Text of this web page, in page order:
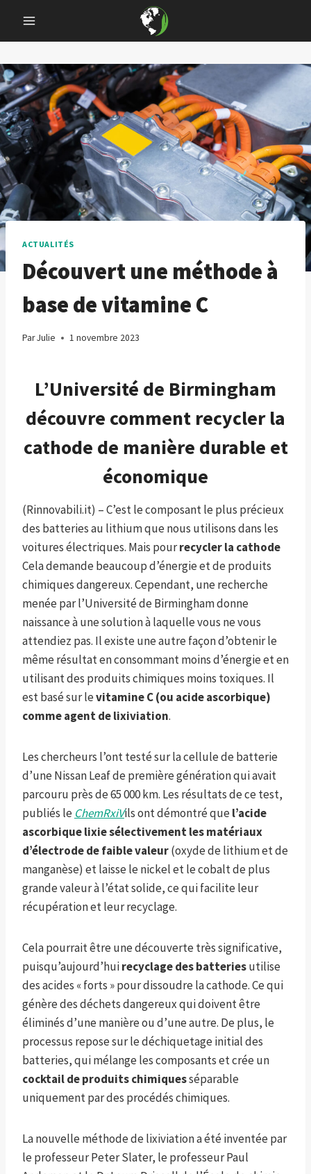
content
ACTUALITÉS
Découvert une méthode à
base de vitamine C
ParJulie 1 novembre 2023
L’Université de Birmingham
découvre comment recycler la
cathode de manière durable et
économique
(Rinnovabili.it) – C’est le composant le plus précieux
des batteries au lithium que nous utilisons dans les
voitures électriques. Mais pourrecycler la cathode
Cela demande beaucoup d’énergie et de produits
chimiques dangereux. Cependant, une recherche
menée par l’Université de Birmingham donne
naissance à une solution à laquelle vous ne vous
attendiez pas. Il existe une autre façon d’obtenir le
même résultat en consommant moins d’énergie et en
utilisant des produits chimiques moins toxiques. Il
est basé sur levitamine C (ou acide ascorbique)
comme agent de lixiviation.
Les chercheurs l’ont testé sur la cellule de batterie
d’une Nissan Leaf de première génération qui avait
parcouru près de 65 000 km. Les résultats de ce test,
publiés le ChemRxiVils ont démontré que l’acide
ascorbique lixie sélectivement les matériaux
d’électrode de faible valeur(oxyde de lithium et de
manganèse) et laisse le nickel et le cobalt de plus
grande valeur à l’état solide, ce qui facilite leur
récupération et leur recyclage.
Cela pourrait être une découverte très significative,
puisqu’aujourd’huirecyclage des batteriesutilise
des acides « forts » pour dissoudre la cathode. Ce qui
génère des déchets dangereux qui doivent être
éliminés d’une manière ou d’une autre. De plus, le
processus repose sur le déchiquetage initial des
batteries, qui mélange les composants et crée un
cocktail de produits chimiquesséparable
uniquement par des procédés chimiques.
La nouvelle méthode de lixiviation a été inventée par
le professeur Peter Slater, le professeur Paul